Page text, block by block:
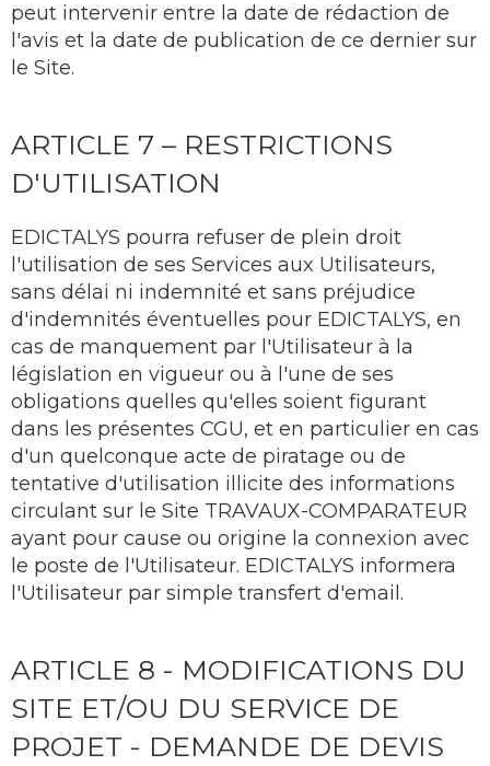
peut intervenir entre la date de rédaction de
l'avis et la date de publication de ce dernier sur
le Site.
ARTICLE 7 – RESTRICTIONS
D'UTILISATION
EDICTALYS pourra refuser de plein droit
l'utilisation de ses Services aux Utilisateurs,
sans délai ni indemnité et sans préjudice
d'indemnités éventuelles pour EDICTALYS, en
cas de manquement par l'Utilisateur à la
législation en vigueur ou à l'une de ses
obligations quelles qu'elles soient figurant
dans les présentes CGU, et en particulier en cas
d'un quelconque acte de piratage ou de
tentative d'utilisation illicite des informations
circulant sur le Site TRAVAUX-COMPARATEUR
ayant pour cause ou origine la connexion avec
le poste de l'Utilisateur. EDICTALYS informera
l'Utilisateur par simple transfert d'email.
ARTICLE 8 - MODIFICATIONS DU
SITE ET/OU DU SERVICE DE
PROJET - DEMANDE DE DEVIS